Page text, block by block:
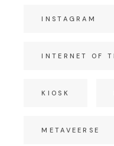
INSTAGRAM
INTERNET OF
KIOSK
METAVEERSE